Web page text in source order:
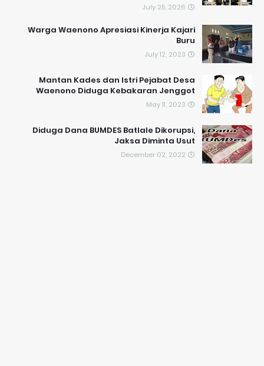
July 25, 2026
Warga Waenono Apresiasi Kinerja Kajari
Buru
July 12, 2023
Mantan Kades dan Istri Pejabat Desa
Waenono Diduga Kebakaran Jenggot
May 11, 2023
Diduga Dana BUMDES Batlale Dikorupsi,
Jaksa Diminta Usut
December 02, 2022